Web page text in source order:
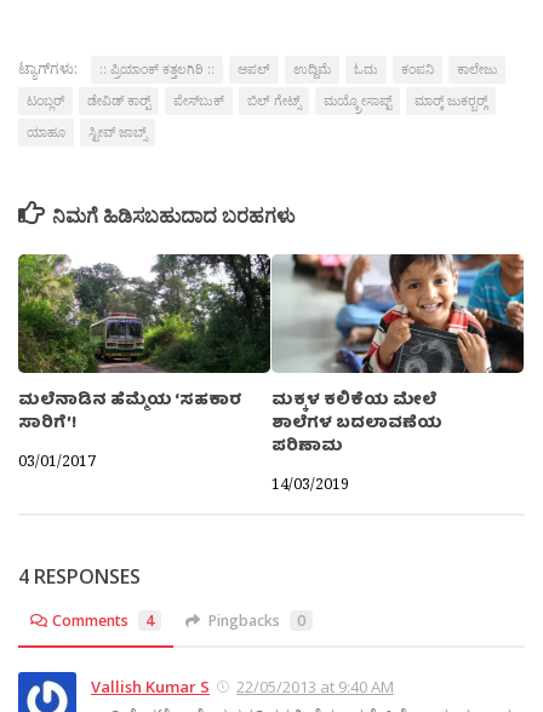
ಟ್ಯಾಗ್‌ಗಳು: :: ಪ್ರಿಯಾಂಕ್ ಕತ್ತಲಗಿರಿ :: ಆಪಲ್ ಉದ್ದಿಮೆ ಓದು ಕಂಪನಿ
ಕಾಲೇಜು
ಟಂಬ್ಲರ್
ಡೇವಿಡ್ ಕಾರ‍್ಪ್ ಪೇಸ್‍ಬುಕ್ ಬಿಲ್ ಗೇಟ್ಸ್ ಮಯ್ಕ್ರೋಸಾಪ್ಟ್
ಮಾರ‍್ಕ್ ಜುಕರ‍್ಬರ‍್ಗ್
ಯಾಹೂ
ಸ್ಟೀವ್ ಜಾಬ್ಸ್
ನಿಮಗೆ ಹಿಡಿಸಬಹುದಾದ ಬರಹಗಳು
ಮಲೆನಾಡಿನ ಹೆಮ್ಮೆಯ ‘ಸಹಕಾರ
ಸಾರಿಗೆ’!
03/01/2017
ಮಕ್ಕಳ ಕಲಿಕೆಯ ಮೇಲೆ
ಶಾಲೆಗಳ ಬದಲಾವಣೆಯ
ಪರಿಣಾಮ
14/03/2019
4 RESPONSES
Comments 4 Pingbacks 0
Vallish Kumar S 22/05/2013 at 9:40 AM